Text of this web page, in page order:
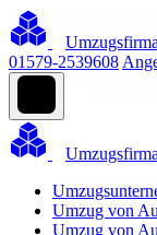
01579-2539608
Umzug von
Umzug von